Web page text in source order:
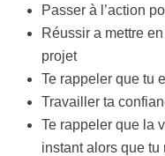
Passer à l’action
Réussir a mettre
projet
Te rappeler que tu
Travailler ta
Te rappeler que la
instant alors que